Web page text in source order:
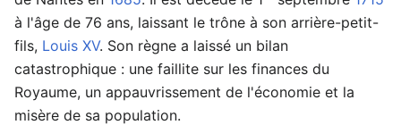
à l'âge de 76 ans, laissant le trône à son arrière-petit-
fils, Louis XV. Son règne a laissé un bilan
catastrophique : une faillite sur les finances du
Royaume, un appauvrissement de l'économie et la
misère de sa population.